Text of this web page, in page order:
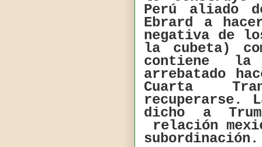
Perú aliado
Ebrard a
negativa de
la cubeta)
contiene
arrebatado
Cuarta
recuperarse.
dicho a
relación